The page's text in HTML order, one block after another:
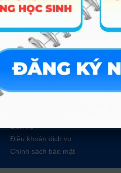
Trắc nghiệm MBTI
Tra cứu đề án tuyển sinh
Tin tức
Tin tuyển sinh vào 10
Điều khoản dịch vụ
Chính sách bảo mật